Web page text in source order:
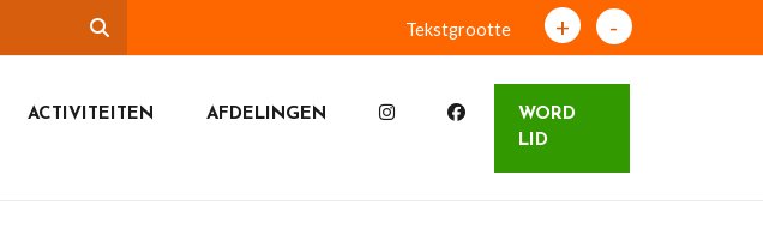
Tekstgrootte + -
ACTIVITEITEN AFDELINGEN
WORD
LID